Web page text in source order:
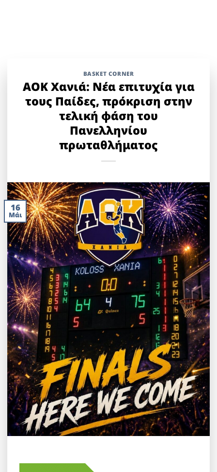
BASKET CORNER
ΑΟΚ Χανιά: Νέα επιτυχία για
τους Παίδες, πρόκριση στην
τελική φάση του
Πανελληνίου
πρωταθλήματος
16
Μάι